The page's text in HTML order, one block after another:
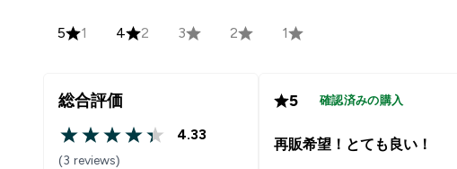
5 1 4 2 3 2 1
総合評価
4.33 out of 5 stars
4.33
(3 reviews)
5 確認済みの購入
再販希望！とても良い！